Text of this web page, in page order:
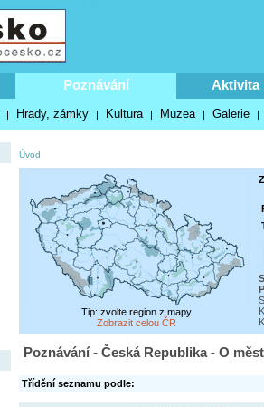
Poznávání Aktivita
| Hrady, zámky | Kultura | Muzea | Galerie |
Úvod
Tip: zvolte region z mapy
Zobrazit celou ČR
Poznávání - Česká Republika - O
Třídění seznamu podle: